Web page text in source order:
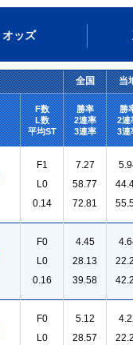
オッズ
全国 当
F数
L数
平均ST
勝率
2連率
3連率
勝
2連
3連
F1
L0
0.14
7.27
58.77
72.81
F0
L0
0.16
4.45
28.13
39.58
F0
L0
5.12
28.57